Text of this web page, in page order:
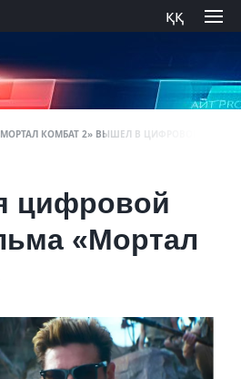
ққ
КОМБАТ 2» ВЫШЕЛ В ЦИФРОВОМ
цифровой
«Мортал